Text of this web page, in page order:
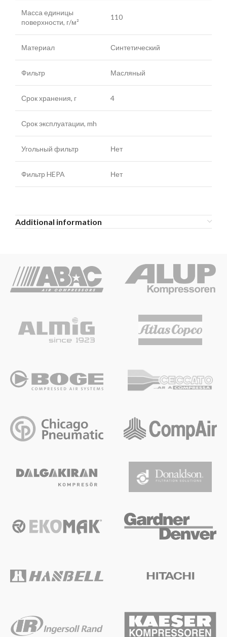
Масса единицы
поверхности, г/м²
110
Материал Синтетический
Фильтр Масляный
Срок хранения, г 4
Срок эксплуатации, mh
Угольный фильтр Нет
Фильтр HEPA Нет
Additional information